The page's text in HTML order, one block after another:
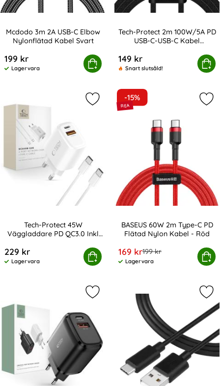
Mcdodo 3m 2A USB-C Elbow
Nylonflätad Kabel Svart
199 kr
Tillgänglighet:
Lagervara
Köp
3m 2A USB-C Elbow Nylonflätad Kabel Svart
Tech-Protect 2m 100W/5A PD
USB-C-USB-C Kabel
149 kr
Snart slutsåld!
Köp
Tech-Protect 2m 100W/5A PD
Tech-Protect 45W
Väggladdare PD QC3.0 Inkl
229 kr
Tillgänglighet:
Lagervara
Köp
45W Väggladdare PD QC3.0 Inkl USB-C Kabel Vit
Markera tech-Protect 45W
-15%
BASEUS 60W 2m Type-C PD
Flätad Nylon Kabel - Röd
rea pris
169 krtidigare pris
199 kr
Tillgänglighet:
Lagervara
Köp
BASEUS 60W 2m Type-C PD
Markera tech-Protect 20W